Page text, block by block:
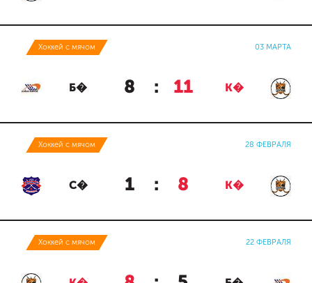
Хоккей с мячом 03 МАРТА
Б� 8 : 11 К�
Хоккей с мячом 28 ФЕВРАЛЯ
С� 1 : 8 К�
Хоккей с мячом 22 ФЕВРАЛЯ